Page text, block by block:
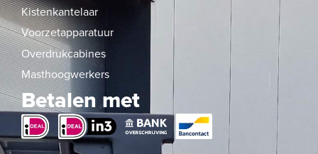
Kistenkantelaar
Voorzetapparatuur
Overdrukcabines
Masthoogwerkers
Betalen met